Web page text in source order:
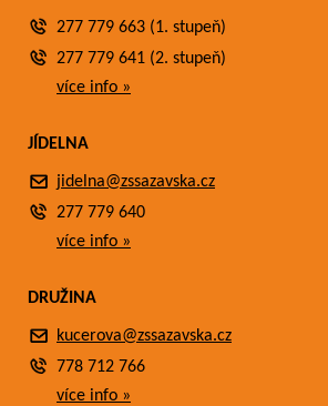
277 779 663 (1. stupeň)
277 779 641 (2. stupeň)
více info »
JÍDELNA
jidelna@zssazavska.cz
277 779 640
více info »
DRUŽINA
kucerova@zssazavska.cz
778 712 766
více info »